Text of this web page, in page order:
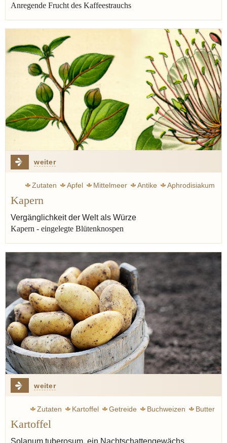
Anregende Frucht des Kaffeestrauchs
weiter
Zutaten Apfel Mittelmeer Antike
Aphrodisiakum
Bibel
Mayonnaise
Senf
Kapern
Vergänglichkeit der Welt als Würze
Kapern - eingelegte Blütenknospen
weiter
Zutaten Kartoffel Getreide Buchweizen
Butter
Kartoffel
Solanum tuberosum, ein Nachtschattengewächs